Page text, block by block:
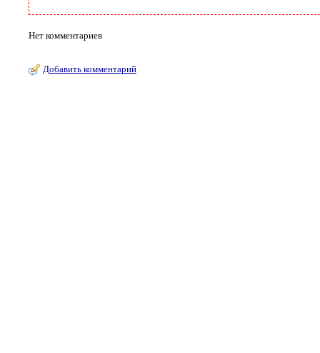
Нет комментариев
Добавить комментарий